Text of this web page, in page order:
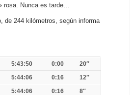
rosa. Nunca es tarde…
de 244 kilómetros, según informa
5:43:50 0:00
20″
5:44:06 0:16
12″
5:44:06 0:16
8″